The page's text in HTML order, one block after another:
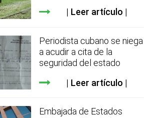
Leer artículo
Periodista cubano se niega
a acudir a cita de la
seguridad del estado
Leer artículo
Embajada de Estados